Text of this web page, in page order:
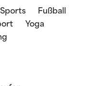
Fußball
Yoga